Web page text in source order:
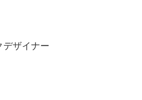
デザイナー